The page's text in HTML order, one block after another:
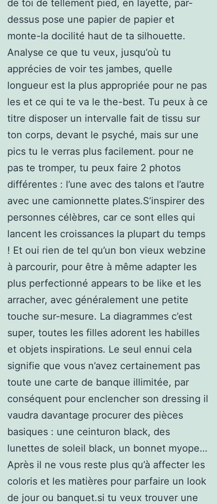
de toi de tellement pied, en layette, par-
dessus pose une papier de papier et
monte-la docilité haut de ta silhouette.
Analyse ce que tu veux, jusqu’où tu
apprécies de voir tes jambes, quelle
longueur est la plus appropriée pour ne pas
les et ce qui te va le the-best. Tu peux à ce
titre disposer un intervalle fait de tissu sur
ton corps, devant le psyché, mais sur une
pics tu le verras plus facilement. pour ne
pas te tromper, tu peux faire 2 photos
différentes : l’une avec des talons et l’autre
avec une camionnette plates.S’inspirer des
personnes célèbres, car ce sont elles qui
lancent les croissances la plupart du temps
! Et oui rien de tel qu’un bon vieux webzine
à parcourir, pour être à même adapter les
plus perfectionné appears to be like et les
arracher, avec généralement une petite
touche sur-mesure. La diagrammes c’est
super, toutes les filles adorent les habilles
et objets inspirations. Le seul ennui cela
signifie que vous n’avez certainement pas
toute une carte de banque illimitée, par
conséquent pour enclencher son dressing il
vaudra davantage procurer des pièces
basiques : une ceinturon black, des
lunettes de soleil black, un bonnet myope…
Après il ne vous reste plus qu’à affecter les
coloris et les matières pour parfaire un look
de jour ou banquet.si tu veux trouver une